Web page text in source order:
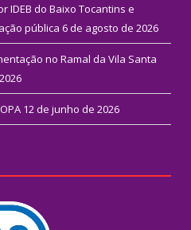
IDEB do Baixo Tocantins e
pública 6 de agosto de 2026
no Ramal da Vila Santa
12 de junho de 2026